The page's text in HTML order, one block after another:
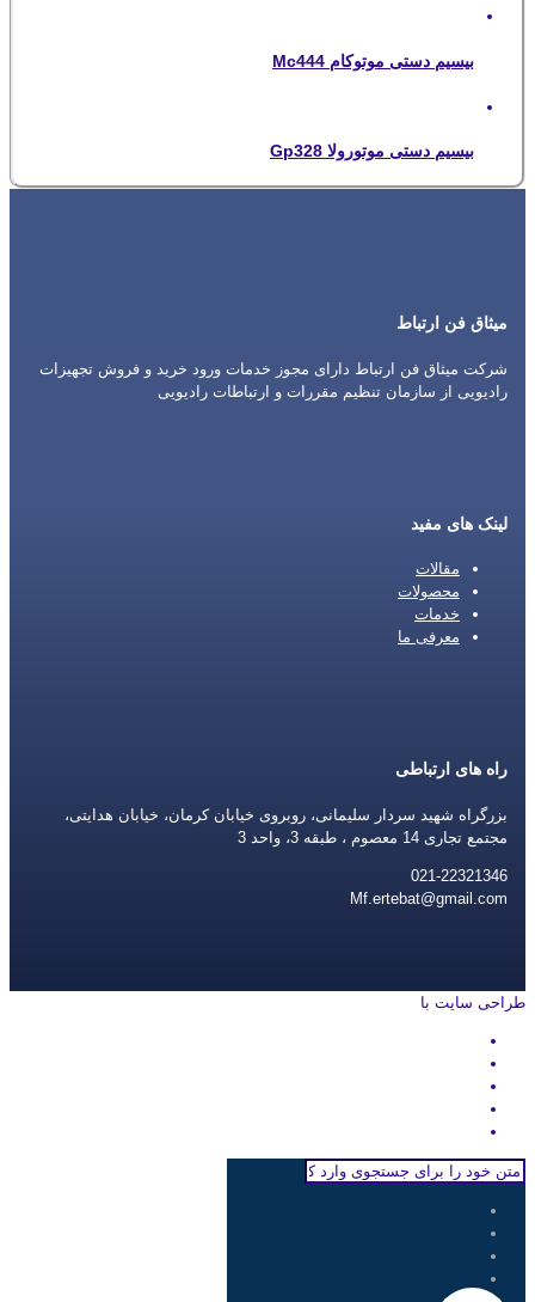
بیسیم دستی موتوکام Mc444
بیسیم دستی موتورولا Gp328
میثاق فن ارتباط
شرکت میثاق فن ارتباط دارای مجوز خدمات ورود خرید و فروش تجهیزات
رادیویی از سازمان تنظیم مقررات و ارتباطات رادیویی
لینک های مفید
مقالات
محصولات
خدمات
معرفی ما
راه های ارتباطی
بزرگراه شهید سردار سلیمانی، روبروی خیابان کرمان، خیابان هدایتی،
مجتمع تجاری 14 معصوم ، طبقه 3، واحد 3
021-22321346
Mf.ertebat@gmail.com
طراحی سایت با